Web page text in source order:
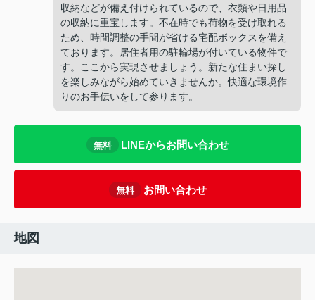
収納などが備え付けられているので、衣類や日用品
の収納に重宝します。不在時でも荷物を受け取れる
ため、時間調整の手間が省ける宅配ボックスを備え
ております。居住者用の駐輪場が付いている物件で
す。ここから実現させましょう。新たな住まい探し
を楽しみながら始めていきませんか。快適な環境作
りのお手伝いをして参ります。
無料 LINEからお問い合わせ
無料 お問い合わせ
地図